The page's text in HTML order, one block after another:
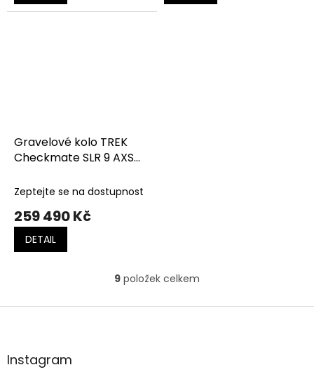
Gravelové kolo TREK
Checkmate SLR 9 AXS
Zeptejte se na dostupnost
259 490 Kč
DETAIL
O
l
9 položek celkem
Z
aInstagram